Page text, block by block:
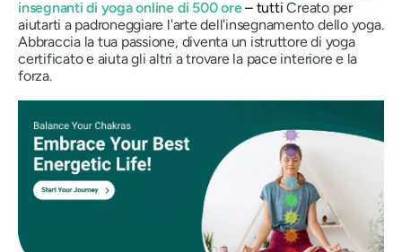
insegnanti di yoga online di 500 ore– tutti Creato per
aiutarti a padroneggiare l'arte dell'insegnamento dello yoga.
Abbraccia la tua passione, diventa un istruttore di yoga
certificato e aiuta gli altri a trovare la pace interiore e la
forza.